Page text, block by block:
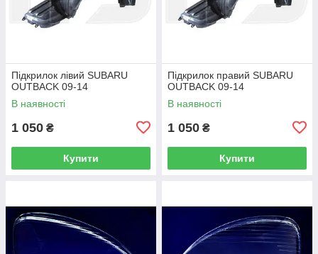
Підкрилок лівий SUBARU
OUTBACK 09-14
В наявності
1 050 ₴
Купити
Підкрилок правий SUBARU
OUTBACK 09-14
В наявності
1 050 ₴
Купити